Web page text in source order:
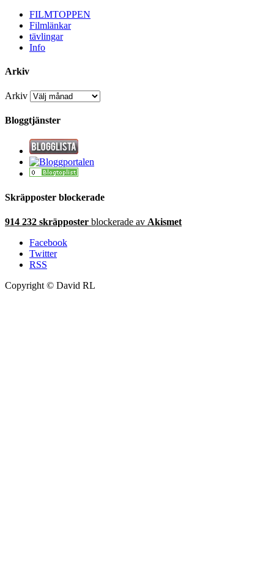
FILMTOPPEN
Filmlänkar
tävlingar
Info
Arkiv
Arkiv
Bloggtjänster
Skräpposter blockerade
914 232 skräpposter blockerade av Akismet
Facebook
Twitter
RSS
Copyright © David RL